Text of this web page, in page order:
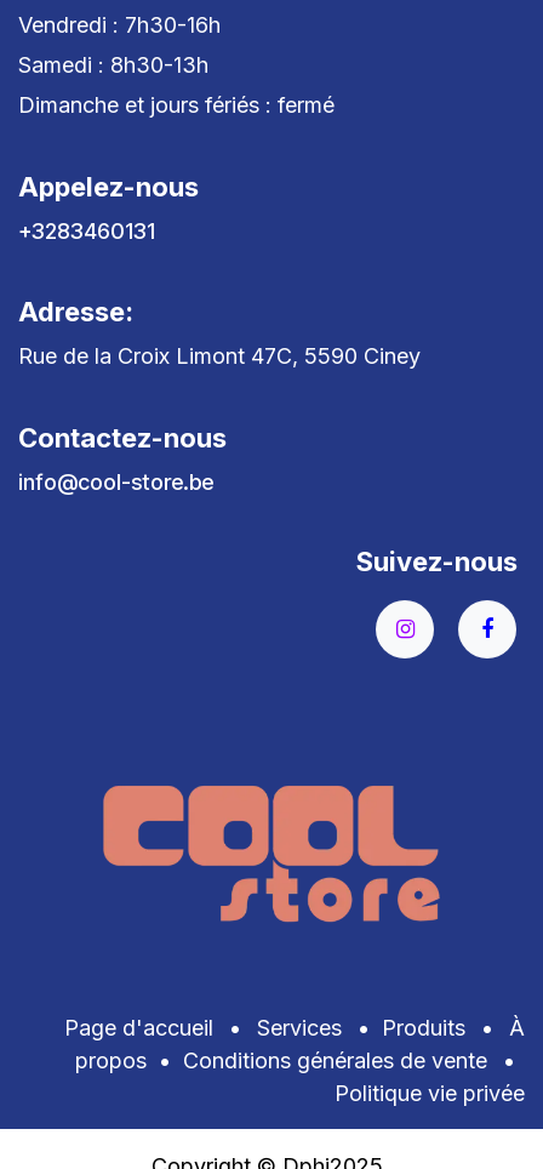
Vendredi : 7h30-16h
Samedi : 8h30-13h
Dimanche et jours fériés : fermé
Appelez-nous
+3283460131
Adresse:
Rue de la Croix Limont 47C, 5590 Ciney
Contactez-nous
info@cool-store.be
Suivez-nous
Page d'accueil • Services • Produits •
À
propos • Conditions générales de vente
•
Politique vie privée